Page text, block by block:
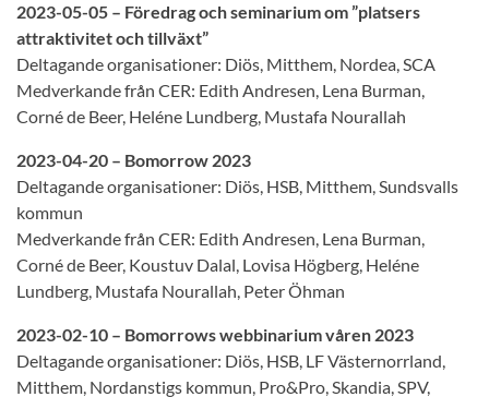
2023-05-05 – Föredrag och seminarium om ”platsers
attraktivitet och tillväxt”
Deltagande organisationer: Diös, Mitthem, Nordea, SCA
Medverkande från CER: Edith Andresen, Lena Burman,
Corné de Beer, Heléne Lundberg, Mustafa Nourallah
2023-04-20 – Bomorrow 2023
Deltagande organisationer: Diös, HSB, Mitthem, Sundsvalls
kommun
Medverkande från CER: Edith Andresen, Lena Burman,
Corné de Beer, Koustuv Dalal, Lovisa Högberg, Heléne
Lundberg, Mustafa Nourallah, Peter Öhman
2023-02-10 – Bomorrows webbinarium våren 2023
Deltagande organisationer: Diös, HSB, LF Västernorrland,
Mitthem, Nordanstigs kommun, Pro&Pro, Skandia, SPV,